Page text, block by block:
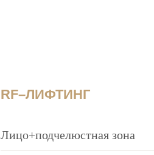
RF–ЛИФТИНГ
Лицо+подчелюстная зона